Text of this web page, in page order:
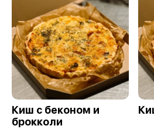
Киш с беконом и
брокколи